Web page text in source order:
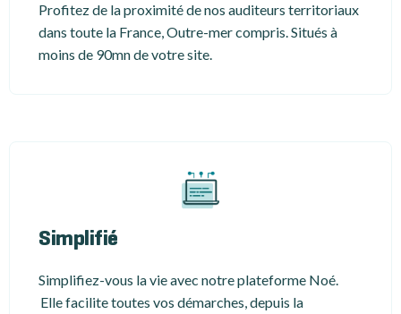
Profitez de la proximité de nos auditeurs territoriaux
dans toute la France, Outre-mer compris. Situés à
moins de 90mn de votre site.
Simplifié
Simplifiez-vous la vie avec notre plateforme Noé.
Elle facilite toutes vos démarches, depuis la